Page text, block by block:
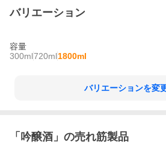
バリエーション
容量
300ml720ml1800ml
バリエーションを変
「 吟醸酒 」の売れ筋製品